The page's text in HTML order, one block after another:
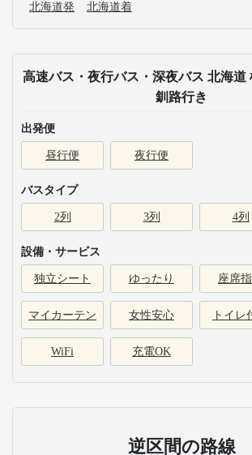
北海道発 北海道着
高速バス・夜行バス・深夜バス 北海道
釧路行き
出発便
昼行便 夜行便
バスタイプ
2列 3列 4列
設備・サービス
独立シート ゆったり 座席
マイカーテン 女性安心 トイレ
WiFi 充電OK
逆区間の路線